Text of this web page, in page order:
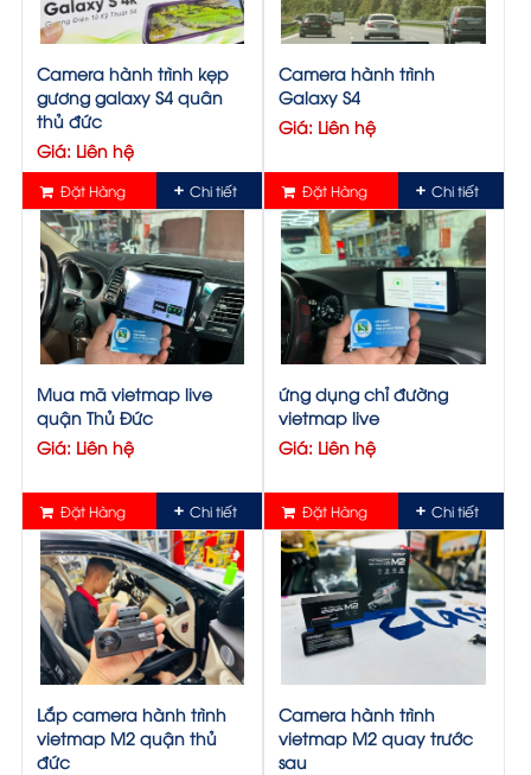
Camera hành trình kẹp
gương galaxy S4 quân
thủ đức
Giá: Liên hệ
Đặt Hàng Chi tiết
Camera hành trình
Galaxy S4
Giá: Liên hệ
Đặt Hàng Chi tiết
Mua mã vietmap live
quận Thủ Đức
Giá: Liên hệ
Đặt Hàng Chi tiết
ứng dụng chỉ đường
vietmap live
Giá: Liên hệ
Đặt Hàng Chi tiết
Lắp camera hành trình
vietmap M2 quận thủ
đức
Camera hành trình
vietmap M2 quay trước
sau